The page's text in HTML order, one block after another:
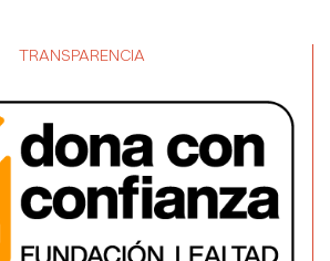
TRANSPARENCIA